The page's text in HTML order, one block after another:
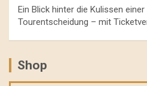
Ein Blick hinter die Kulissen
Tourentscheidung – mit
Shop